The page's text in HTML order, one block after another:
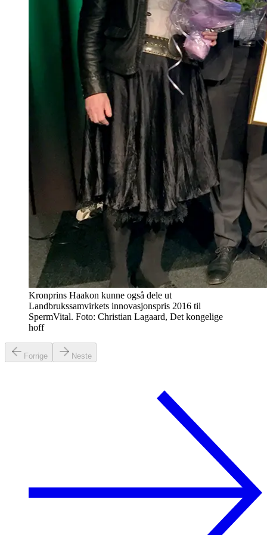
Kronprins Haakon kunne også dele ut
Landbrukssamvirkets innovasjonspris 2016 til
SpermVital. Foto: Christian Lagaard, Det kongelige
hoff
Forrige Neste